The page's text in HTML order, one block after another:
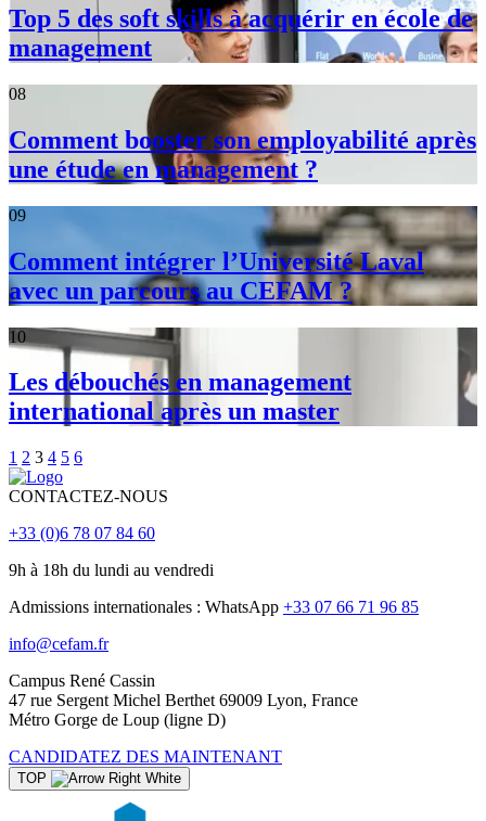
Top 5 des soft skills à acquérir en école de
management
08
Comment booster son employabilité après
une étude en management ?
09
Comment intégrer l’Université Laval
avec un parcours au CEFAM ?
10
Les débouchés en management
international après un master
1 2 3 4 5 6
CONTACTEZ-NOUS
+33 (0)6 78 07 84 60
9h à 18h du lundi au vendredi
Admissions internationales : WhatsApp +33 07 66 71 96 85
info@cefam.fr
Campus René Cassin
47 rue Sergent Michel Berthet 69009 Lyon, France
Métro Gorge de Loup (ligne D)
CANDIDATEZ DES MAINTENANT
TOP